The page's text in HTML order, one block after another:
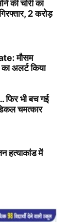
की चोरी का
2 करोड़
मौसम
अलर्ट किया
फिर भी बच गई
चमत्कार
हत्याकांड में